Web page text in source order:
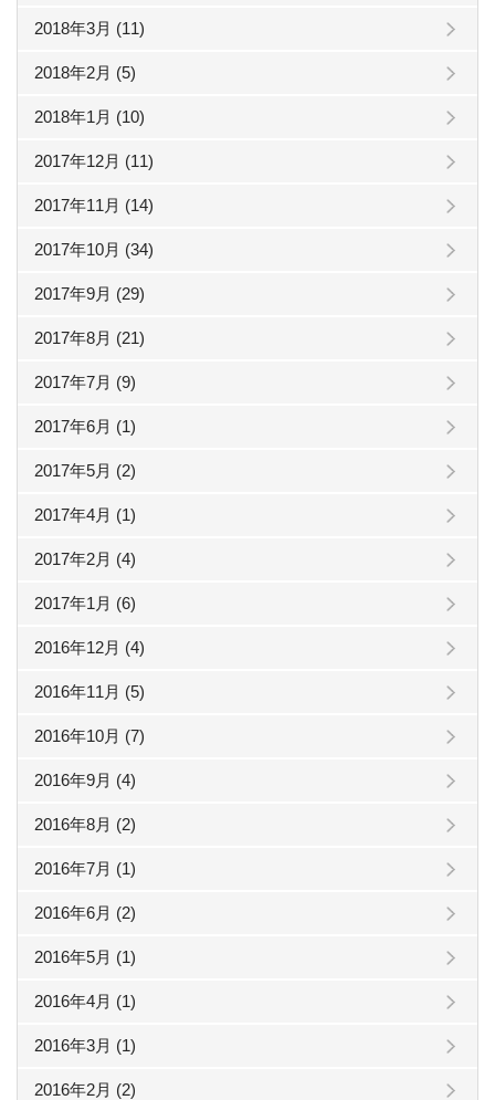
2018年3月 (11)
2018年2月 (5)
2018年1月 (10)
2017年12月 (11)
2017年11月 (14)
2017年10月 (34)
2017年9月 (29)
2017年8月 (21)
2017年7月 (9)
2017年6月 (1)
2017年5月 (2)
2017年4月 (1)
2017年2月 (4)
2017年1月 (6)
2016年12月 (4)
2016年11月 (5)
2016年10月 (7)
2016年9月 (4)
2016年8月 (2)
2016年7月 (1)
2016年6月 (2)
2016年5月 (1)
2016年4月 (1)
2016年3月 (1)
2016年2月 (2)